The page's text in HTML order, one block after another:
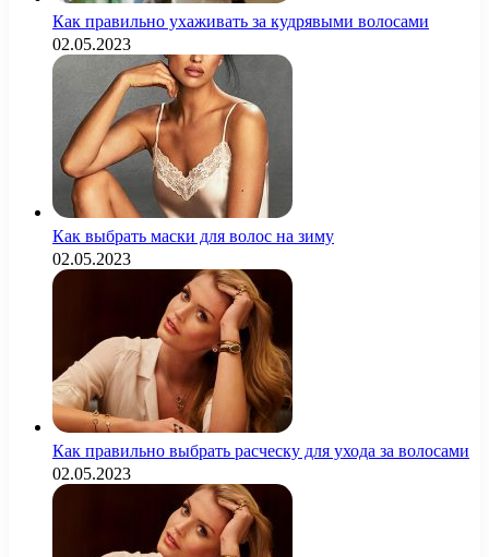
Как правильно ухаживать за кудрявыми волосами
02.05.2023
Как выбрать маски для волос на зиму
02.05.2023
Как правильно выбрать расческу для ухода за волосами
02.05.2023